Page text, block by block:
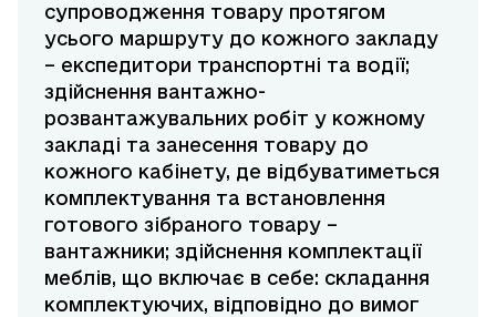
супроводження товару протягом
усього маршруту до кожного закладу
– експедитори транспортні та водії;
здійснення вантажно-
розвантажувальних робіт у кожному
закладі та занесення товару до
кожного кабінету, де відбуватиметься
комплектування та встановлення
готового зібраного товару –
вантажники; здійснення комплектації
меблів, що включає в себе: складання
комплектуючих, відповідно до вимог